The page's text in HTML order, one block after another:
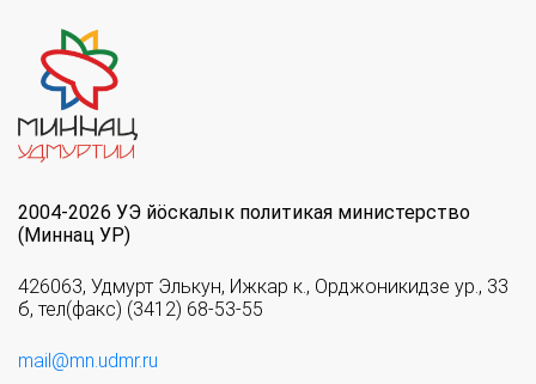
2004-2026 УЭ йöскалык политикая министерство
(Миннац УР)
426063, Удмурт Элькун, Ижкар к., Орджоникидзе ур., 33
б, тел(факс) (3412) 68-53-55
mail@mn.udmr.ru